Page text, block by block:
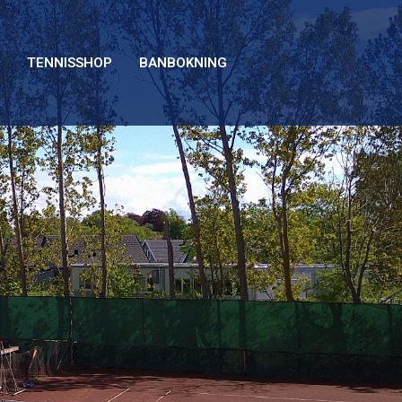
TENNISSHOP BANBOKNING